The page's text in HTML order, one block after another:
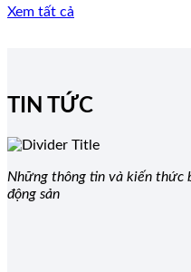
Xem tất cả
TIN TỨC
Những thông tin và kiến thức
động sản